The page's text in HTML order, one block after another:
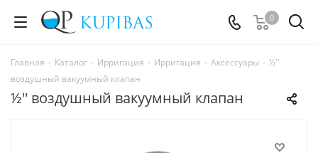
0
Главная - Каталог - Ирригация - Ирригация - Аксессуары - ½''
воздушный вакуумный клапан
½'' воздушный вакуумный клапан